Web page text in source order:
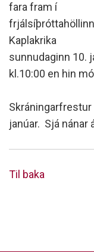
fara fram í
Kaplakrika
sunnudaginn 10.
kl.10:00 en hin
janúar. Sjá nánar
Til baka